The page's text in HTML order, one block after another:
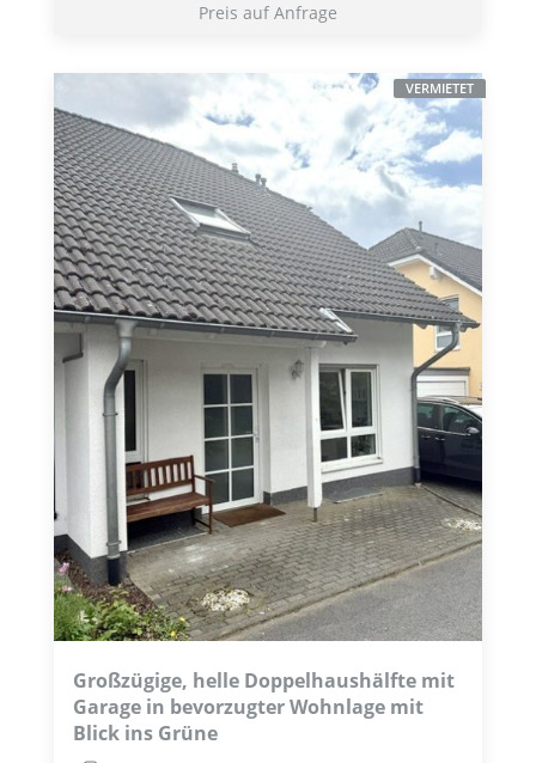
Preis auf Anfrage
Großzügige, helle Doppelhaushälfte mit
Garage in bevorzugter Wohnlage mit
Blick ins Grüne
VERMIETET